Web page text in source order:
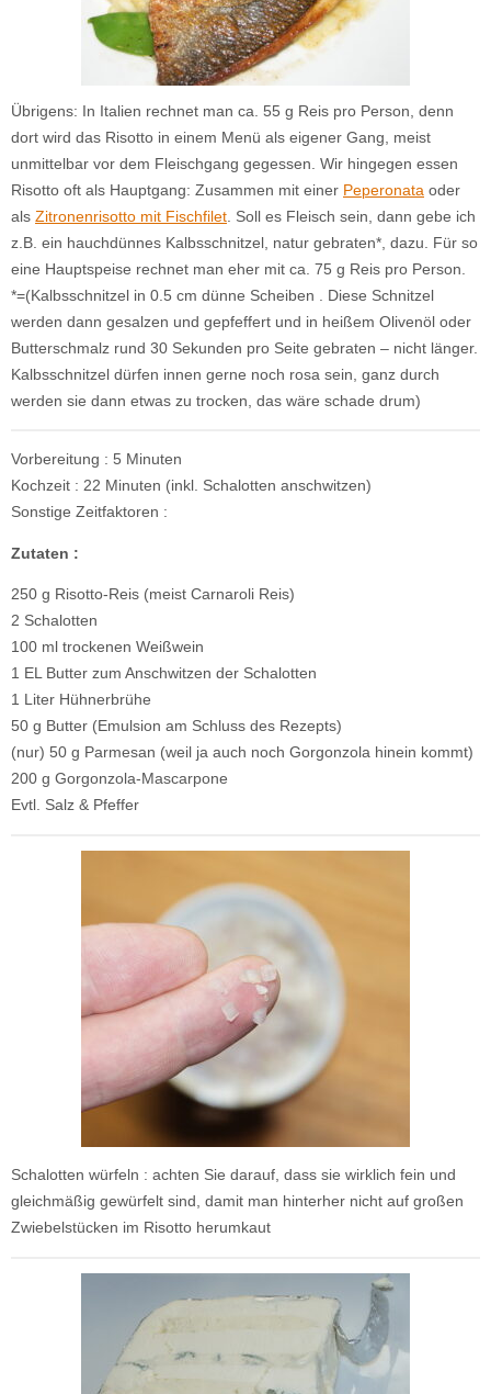
Übrigens: In Italien rechnet man ca. 55 g Reis pro Person, denn
dort wird das Risotto in einem Menü als eigener Gang, meist
unmittelbar vor dem Fleischgang gegessen. Wir hingegen essen
Risotto oft als Hauptgang: Zusammen mit einer Peperonata oder
als Zitronenrisotto mit Fischfilet . Soll es Fleisch sein, dann gebe ich
z.B. ein hauchdünnes Kalbsschnitzel, natur gebraten*, dazu. Für so
eine Hauptspeise rechnet man eher mit ca. 75 g Reis pro Person.
*=(Kalbsschnitzel in 0.5 cm dünne Scheiben . Diese Schnitzel
werden dann gesalzen und gepfeffert und in heißem Olivenöl oder
Butterschmalz rund 30 Sekunden pro Seite gebraten – nicht länger.
Kalbsschnitzel dürfen innen gerne noch rosa sein, ganz durch
werden sie dann etwas zu trocken, das wäre schade drum)
Vorbereitung : 5 Minuten
Kochzeit : 22 Minuten (inkl. Schalotten anschwitzen)
Sonstige Zeitfaktoren :
Zutaten :
250 g Risotto-Reis (meist Carnaroli Reis)
2 Schalotten
100 ml trockenen Weißwein
1 EL Butter zum Anschwitzen der Schalotten
1 Liter Hühnerbrühe
50 g Butter (Emulsion am Schluss des Rezepts)
(nur) 50 g Parmesan (weil ja auch noch Gorgonzola hinein kommt)
200 g Gorgonzola-Mascarpone
Evtl. Salz & Pfeffer
Schalotten würfeln : achten Sie darauf, dass sie wirklich fein und
gleichmäßig gewürfelt sind, damit man hinterher nicht auf großen
Zwiebelstücken im Risotto herumkaut